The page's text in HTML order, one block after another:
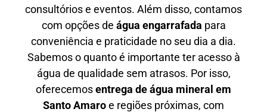
consultórios e eventos. Além disso, contamos
com opções de água engarrafada para
conveniência e praticidade no seu dia a dia.
Sabemos o quanto é importante ter acesso à
água de qualidade sem atrasos. Por isso,
oferecemosentrega de água mineral em
Santo Amaroe regiões próximas, com